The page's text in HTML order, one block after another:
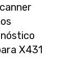
X431